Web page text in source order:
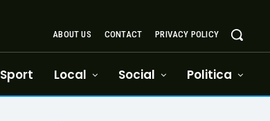
ABOUT US CONTACT PRIVACY POLICY
Sport Local Social Politica